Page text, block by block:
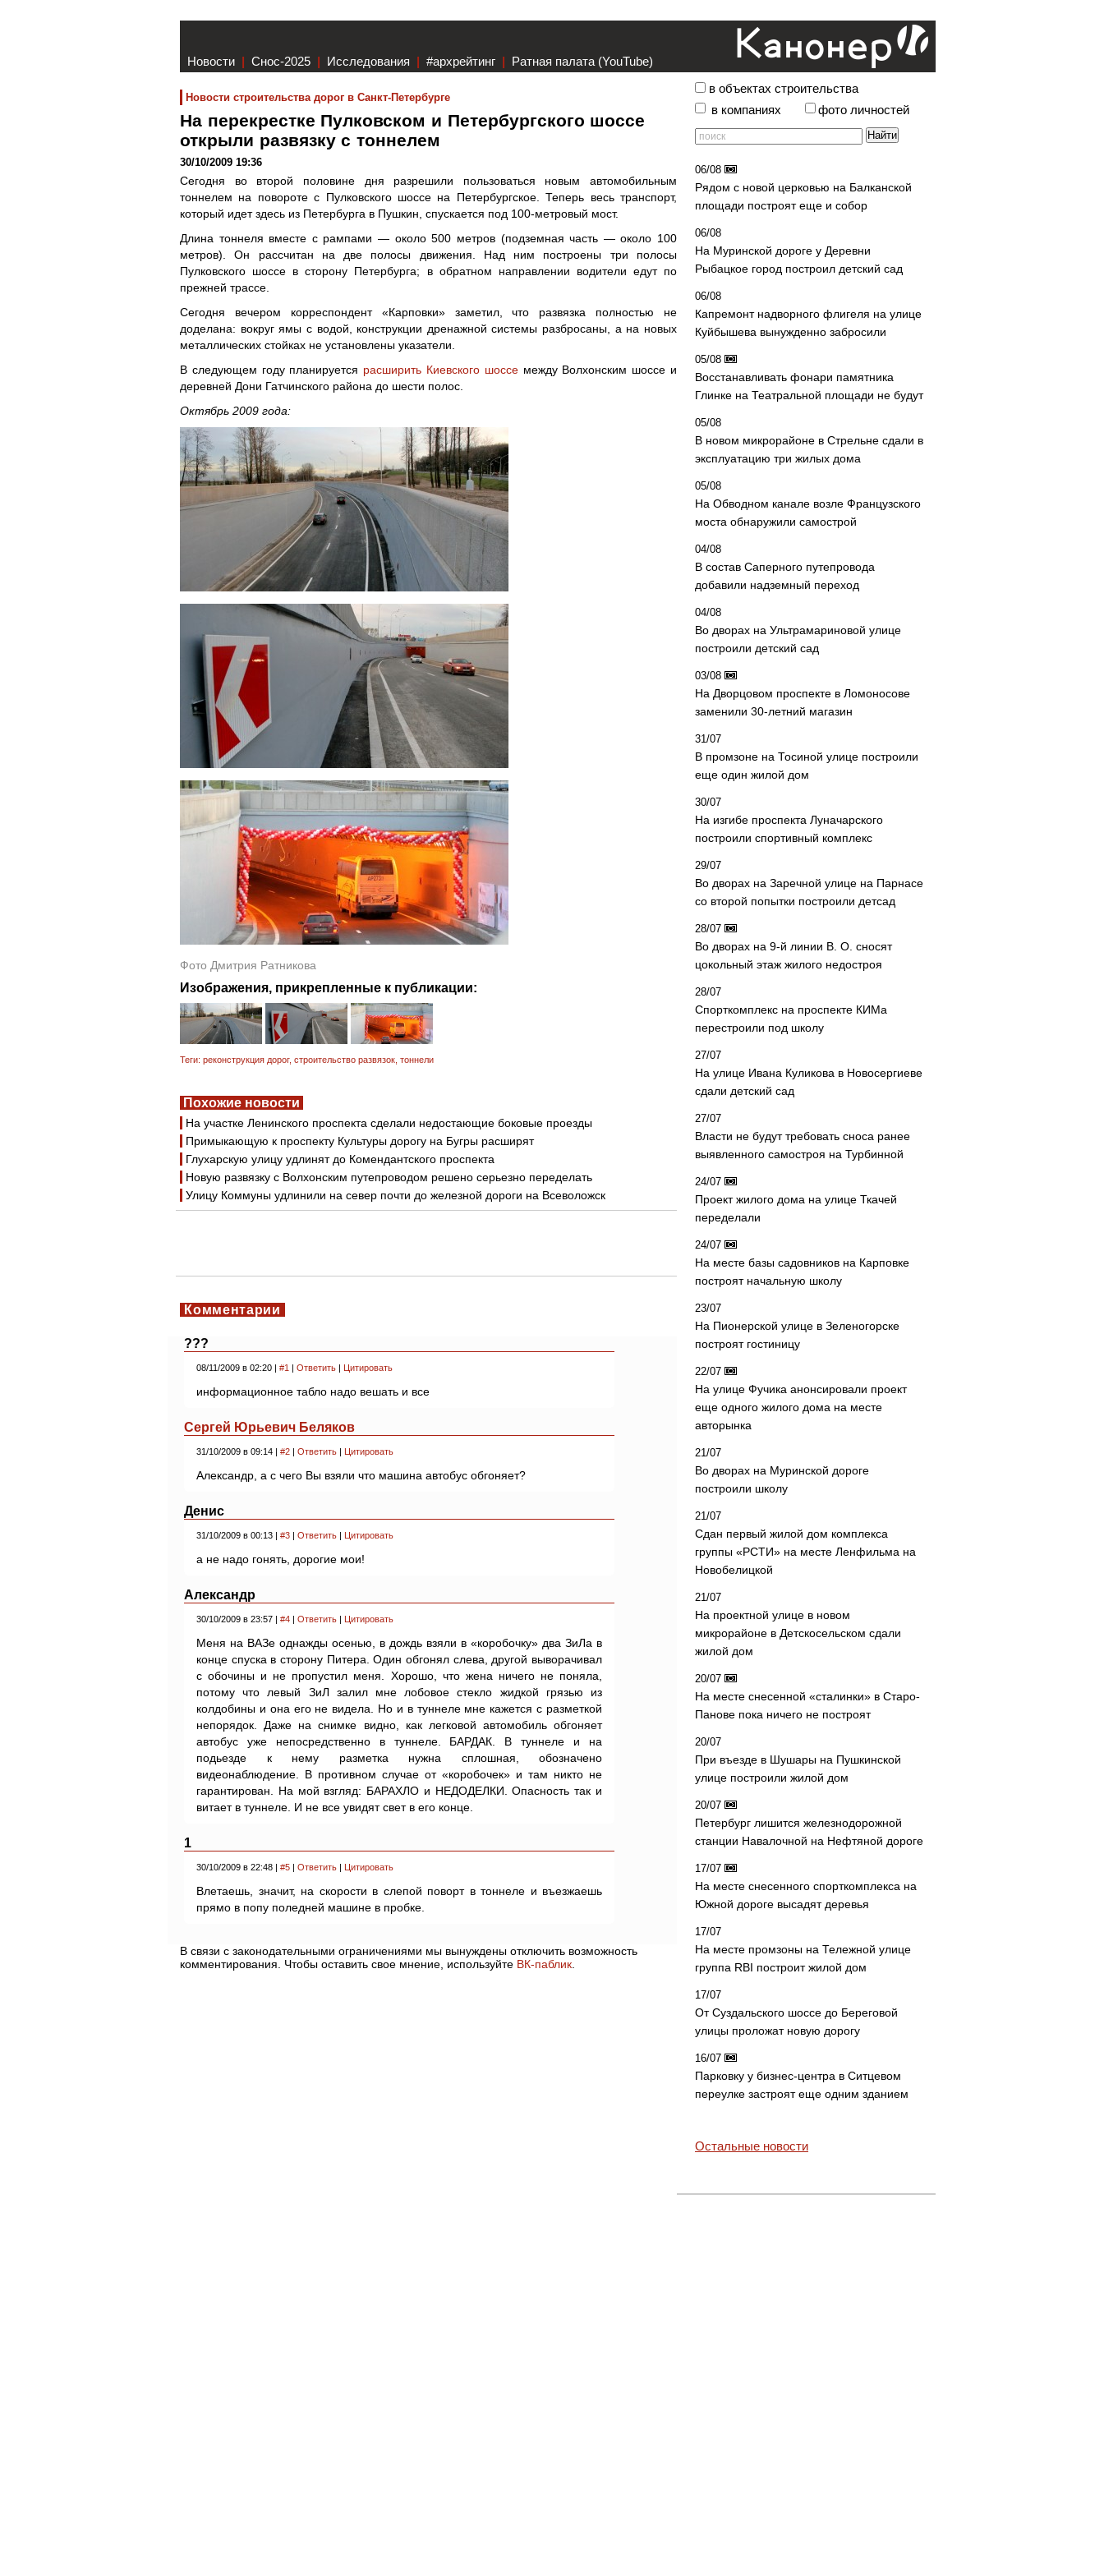
Новости | Снос-2025 | Исследования | #архрейтинг | Ратная палата (YouTube)
Новости строительства дорог в Санкт-Петербурге
На перекрестке Пулковском и Петербургского шоссе
открыли развязку с тоннелем
30/10/2009 19:36
Сегодня во второй половине дня разрешили пользоваться новым автомобильным
тоннелем на повороте с Пулковского шоссе на Петербургское. Теперь весь транспорт,
который идет здесь из Петербурга в Пушкин, спускается под 100-метровый мост.
Длина тоннеля вместе с рампами — около 500 метров (подземная часть — около 100
метров). Он рассчитан на две полосы движения. Над ним построены три полосы
Пулковского шоссе в сторону Петербурга; в обратном направлении водители едут по
прежней трассе.
Сегодня вечером корреспондент «Карповки» заметил, что развязка полностью не
доделана: вокруг ямы с водой, конструкции дренажной системы разбросаны, а на новых
металлических стойках не установлены указатели.
В следующем году планируется расширить Киевского шоссемежду Волхонским шоссе и
деревней Дони Гатчинского района до шести полос.
Октябрь 2009 года:
Фото Дмитрия Ратникова
Изображения, прикрепленные к публикации:
Теги: реконструкция дорог, строительство развязок тоннели
Похожие новости
На участке Ленинского проспекта сделали недостающие боковые проезды
Примыкающую к проспекту Культуры дорогу на Бугры расширят
Глухарскую улицу удлинят до Комендантского проспекта
Новую развязку с Волхонским путепроводом решено серьезно переделать
Улицу Коммуны удлинили на север почти до железной дороги на Всеволожск
Комментарии
???
08/11/2009 в 02:20 | #1 | Ответить | Цитировать
информационное табло надо вешать и все
Сергей Юрьевич Беляков
31/10/2009 в 09:14 | #2 | Ответить | Цитировать
Александр, а с чего Вы взяли что машина автобус обгоняет?
Денис
31/10/2009 в 00:13 | #3 | Ответить | Цитировать
а не надо гонять, дорогие мои!
Александр
30/10/2009 в 23:57 | #4 | Ответить | Цитировать
Меня на ВАЗе однажды осенью, в дождь взяли в «коробочку» два ЗиЛа в
конце спуска в сторону Питера. Один обгонял слева, другой выворачивал
с обочины и не пропустил меня. Хорошо, что жена ничего не поняла,
потому что левый ЗиЛ залил мне лобовое стекло жидкой грязью из
колдобины и она его не видела. Но и в туннеле мне кажется с разметкой
непорядок. Даже на снимке видно, как легковой автомобиль обгоняет
автобус уже непосредственно в туннеле. БАРДАК. В туннеле и на
подьезде к нему разметка нужна сплошная, обозначено
видеонаблюдение. В противном случае от «коробочек» и там никто не
гарантирован. На мой взгляд: БАРАХЛО и НЕДОДЕЛКИ. Опасность так и
витает в туннеле. И не все увидят свет в его конце.
1
30/10/2009 в 22:48 | #5 | Ответить | Цитировать
Влетаешь, значит, на скорости в слепой поворт в тоннеле и въезжаешь
прямо в попу поледней машине в пробке.
В связи с законодательными ограничениями мы вынуждены отключить возможность
комментирования. Чтобы оставить свое мнение, используйте ВК-паблик
в объектах строительства
в компаниях
фото личностей
06/08
Рядом с новой церковью на Балканской
площади построят еще и собор
06/08
На Муринской дороге у Деревни
Рыбацкое город построил детский сад
06/08
Капремонт надворного флигеля на улице
Куйбышева вынужденно забросили
05/08
Восстанавливать фонари памятника
Глинке на Театральной площади не будут
05/08
В новом микрорайоне в Стрельне сдали в
эксплуатацию три жилых дома
05/08
На Обводном канале возле Французского
моста обнаружили самострой
04/08
В состав Саперного путепровода
добавили надземный переход
04/08
Во дворах на Ультрамариновой улице
построили детский сад
03/08
На Дворцовом проспекте в Ломоносове
заменили 30-летний магазин
31/07
В промзоне на Тосиной улице построили
еще один жилой дом
30/07
На изгибе проспекта Луначарского
построили спортивный комплекс
29/07
Во дворах на Заречной улице на Парнасе
со второй попытки построили детсад
28/07
Во дворах на 9-й линии В. О. сносят
цокольный этаж жилого недостроя
28/07
Спорткомплекс на проспекте КИМа
перестроили под школу
27/07
На улице Ивана Куликова в Новосергиеве
сдали детский сад
27/07
Власти не будут требовать сноса ранее
выявленного самостроя на Турбинной
24/07
Проект жилого дома на улице Ткачей
переделали
24/07
На месте базы садовников на Карповке
построят начальную школу
23/07
На Пионерской улице в Зеленогорске
построят гостиницу
22/07
На улице Фучика анонсировали проект
еще одного жилого дома на месте
авторынка
21/07
Во дворах на Муринской дороге
построили школу
21/07
Сдан первый жилой дом комплекса
группы «РСТИ» на месте Ленфильма на
Новобелицкой
21/07
На проектной улице в новом
микрорайоне в Детскосельском сдали
жилой дом
20/07
На месте снесенной «сталинки» в Старо-
Панове пока ничего не построят
20/07
При въезде в Шушары на Пушкинской
улице построили жилой дом
20/07
Петербург лишится железнодорожной
станции Навалочной на Нефтяной дороге
17/07
На месте снесенного спорткомплекса на
Южной дороге высадят деревья
17/07
На месте промзоны на Тележной улице
группа RBI построит жилой дом
17/07
От Суздальского шоссе до Береговой
улицы проложат новую дорогу
16/07
Парковку у бизнес-центра в Ситцевом
переулке застроят еще одним зданием
Остальные новости